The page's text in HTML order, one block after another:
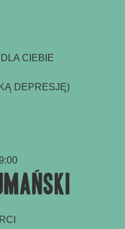
DLA CIEBIE
DEPRESJĘ)